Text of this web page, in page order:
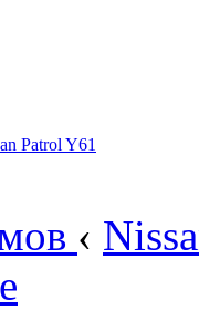
‹